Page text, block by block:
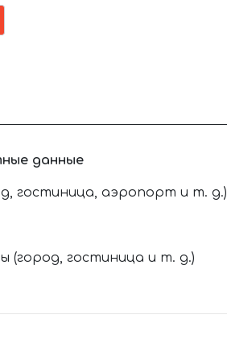
данные
гостиница, аэропорт и т. д.)
(город, гостиница и т. д.)